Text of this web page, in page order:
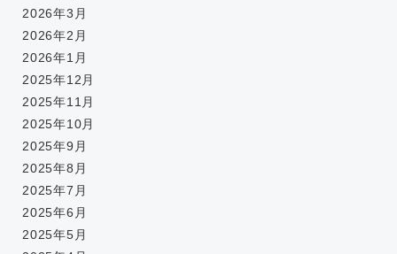
2026年3月
2026年2月
2026年1月
2025年12月
2025年11月
2025年10月
2025年9月
2025年8月
2025年7月
2025年6月
2025年5月